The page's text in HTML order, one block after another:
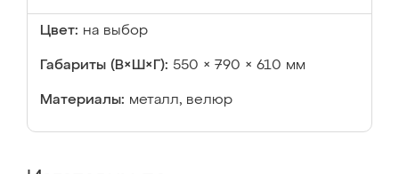
Цвет: на выбор
Габариты (В×Ш×Г): 550 × 790 × 610 мм
Материалы: металл, велюр